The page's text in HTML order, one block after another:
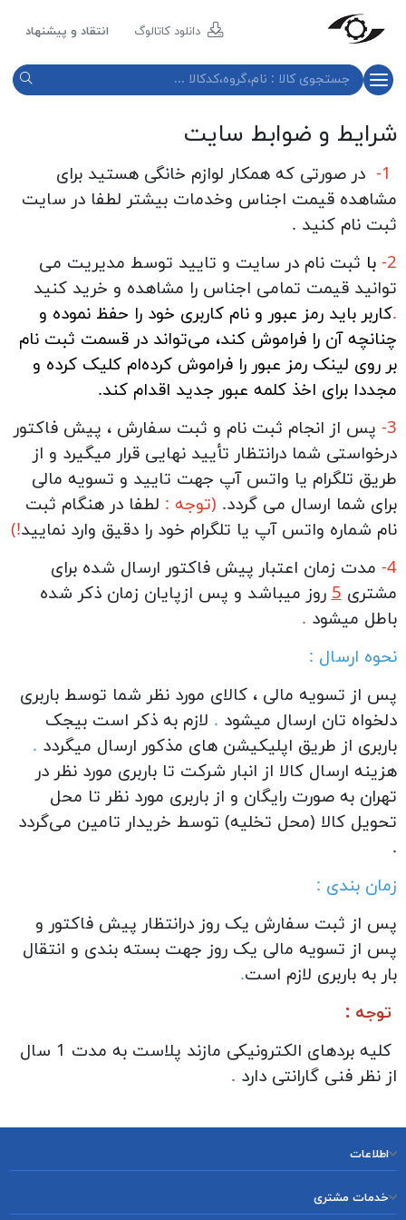
دانلود کاتالوگ انتقاد و پیشنهاد
شرایط و ضوابط سایت
در صورتی که همکار لوازم خانگی هستید برای
مشاهده قیمت اجناس وخدمات بیشتر لطفا در سایت
ثبت نام کنید .
2- با ثبت نام در سایت و تایید توسط مدیریت می
توانید قیمت تمامی اجناس را مشاهده و خرید کنید
.کاربر باید رمز عبور و نام کاربری خود را حفظ نموده و
چنانچه آن را فراموش کند، می‌تواند در قسمت ثبت نام
بر روی لینک رمز عبور را فراموش کرده‌ام کلیک کرده و
مجددا برای اخذ کلمه عبور جدید اقدام کند.
3- پس از انجام ثبت نام و ثبت سفارش ، پیش فاکتور
درخواستی شما درانتظار تأیید نهایی قرار میگیرد و از
طریق تلگرام یا واتس آپ جهت تایید و تسویه مالی
برای شما ارسال می گردد. (توجه : لطفا در هنگام ثبت
نام شماره واتس آپ یا تلگرام خود را دقیق وارد نمایید!)
4- مدت زمان اعتبار پیش فاکتور ارسال شده برای
مشتری5روز میباشد و پس ازپایان زمان ذکر شده
باطل میشود .
نحوه ارسال :
پس از تسویه مالی ، کالای مورد نظر شما توسط باربری
دلخواه تان ارسال میشود . لازم به ذکر است بیجک
باربری از طریق اپلیکیشن های مذکور ارسال میگردد .
هزينه ارسال کالا از انبار شرکت تا باربری مورد نظر در
تهران به صورت رایگان و از باربری مورد نظر تا محل
تحویل کالا (محل تخلیه) توسط خریدار تامين می‌گردد
.
زمان بندی :
پس از ثبت سفارش یک روز درانتظار پیش فاکتور و
پس از تسویه مالی یک روز جهت بسته بندی و انتقال
بار به باربری لازم است.
توجه :
کلیه بردهای الکترونیکی مازند پلاست به مدت 1 سال
از نظر فنی گارانتی دارد .
اطلاعات
خدمات مشتری